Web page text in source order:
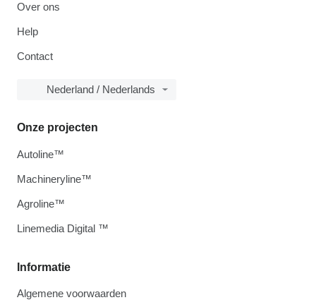
Over ons
Help
Contact
Nederland / Nederlands
Informatie
Algemene voorwaarden
Onze projecten
Autoline™
Machineryline™
Agroline™
Linemedia Digital ™